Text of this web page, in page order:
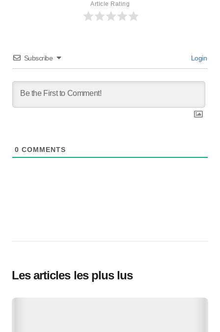
Article Rating
Subscribe Login
0 COMMENTS
Les articles les plus lus